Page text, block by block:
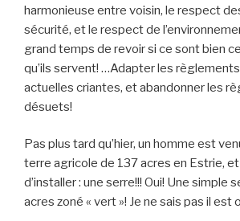
harmonieuse entre voisin, le respect
sécurité, et le respect de
grand temps de revoir si ce sont bien
qu’ils servent! …Adapter les
actuelles criantes, et abandonner les
désuets!
Pas plus tard qu’hier, un homme est
terre agricole de 137 acres en Estrie, et
d’installer : une serre!!! Oui! Une simple
acres zoné « vert »! Je ne sais pas il est